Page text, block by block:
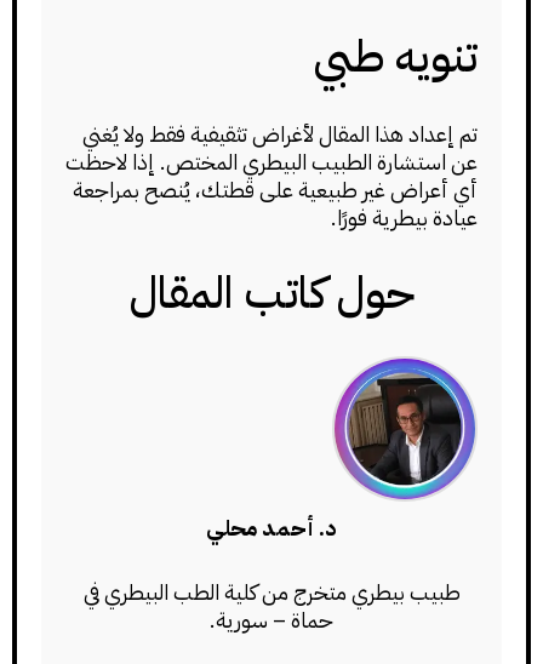
تنويه طبي
تم إعداد هذا المقال لأغراض تثقيفية فقط ولا يُغني
عن استشارة الطبيب البيطري المختص. إذا لاحظت
أي أعراض غير طبيعية على قطتك، يُنصح بمراجعة
عيادة بيطرية فورًا.
حول كاتب المقال
د. أحمد محلي
طبيب بيطري متخرج من كلية الطب البيطري في
حماة – سورية.